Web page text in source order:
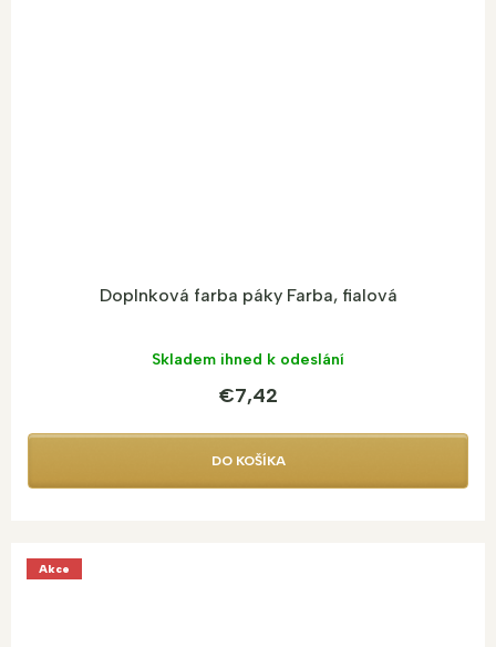
Doplnková farba páky Farba, fialová
Skladem ihned k odeslání
€7,42
DO KOŠÍKA
Akce